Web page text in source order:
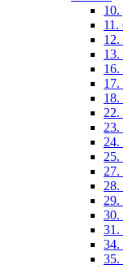
30.
31.
34.
35.